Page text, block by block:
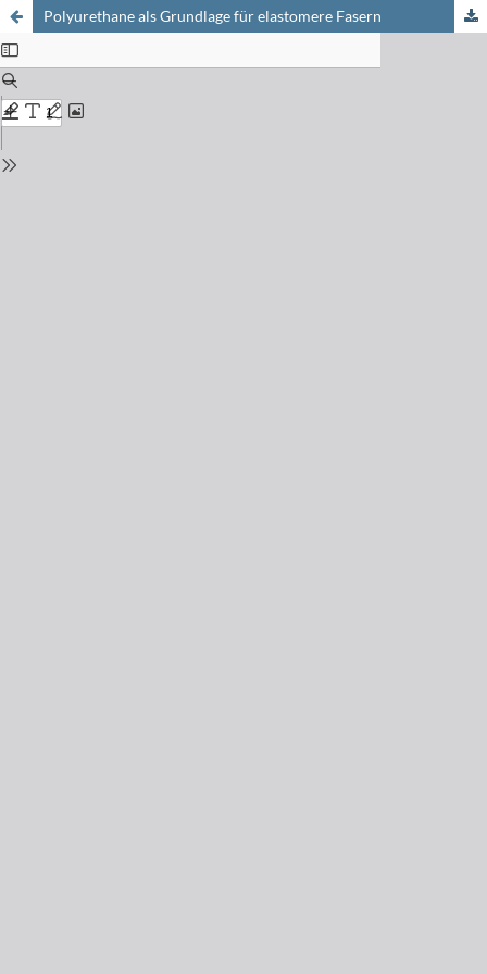
Polyurethane als Grundlage für elastomere Fasern